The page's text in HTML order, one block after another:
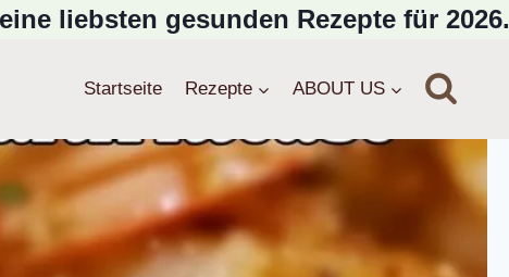
liebsten gesunden Rezepte für 2026.
Startseite Rezepte ABOUT US